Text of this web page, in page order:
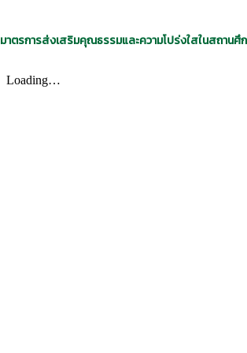
มาตรการส่งเสริมคุณธรรมและความโปร่งใสในสถานศึ